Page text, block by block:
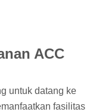
ACC
untuk datang ke
fasilitas